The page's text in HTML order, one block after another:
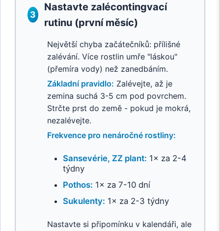
3
Nastavte zalécontingvací
rutinu (první měsíc)
Největší chyba začátečníků: přílišné
zalévání. Více rostlin umře "láskou"
(přemíra vody) než zanedbáním.
Základní pravidlo: Zalévejte, až je
zemina suchá 3-5 cm pod povrchem.
Strčte prst do země - pokud je mokrá,
nezalévejte.
Frekvence pro nenáročné rostliny:
Sansevérie, ZZ plant: 1× za 2-4
týdny
Pothos: 1× za 7-10 dní
Sukulenty: 1× za 2-3 týdny
Nastavte si připomínku v kalendáři, ale